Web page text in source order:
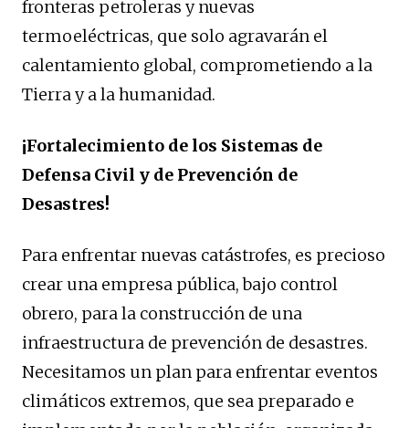
fronteras petroleras y nuevas
termoeléctricas, que solo agravarán el
calentamiento global, comprometiendo a la
Tierra y a la humanidad.
¡Fortalecimiento de los Sistemas de
Defensa Civil y de Prevención de
Desastres!
Para enfrentar nuevas catástrofes, es precioso
crear una empresa pública, bajo control
obrero, para la construcción de una
infraestructura de prevención de desastres.
Necesitamos un plan para enfrentar eventos
climáticos extremos, que sea preparado e